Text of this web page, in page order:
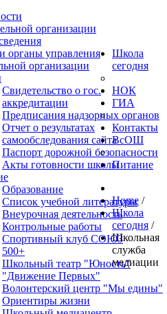
организации
органы управления
организации
Свидетельство о гос.
аккредитации
Предписания надзорных органов
Отчет о результатах
самообследования сайта
Паспорт дорожной безопасности
Акты готовности школы
Образование
Список учебной литературы
Внеурочная деятельность
Контрольные работы
Спортивный клуб СОЮЗ
500+
Школьный театр "Юность"
"Движение Первых"
Волонтерский центр "Мы едины"
Ориентиры жизни
Школа
сегодня
НОК
ГИА
Контакты
ВсОШ
Питание
Home /
Школа
сегодня /
Школьная
служба
медиации